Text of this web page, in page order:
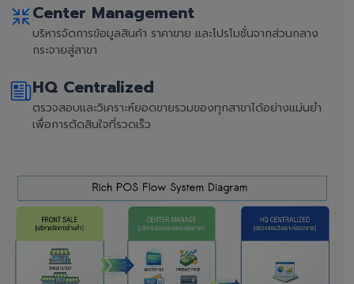
Center Management
บริหารจัดการข้อมูลสินค้า ราคาขาย และโปรโมชั่นจากส่วนกลาง
กระจายสู่สาขา
HQ Centralized
ตรวจสอบและวิเคราะห์ยอดขายรวมของทุกสาขาได้อย่างแม่นยำ
เพื่อการตัดสินใจที่รวดเร็ว